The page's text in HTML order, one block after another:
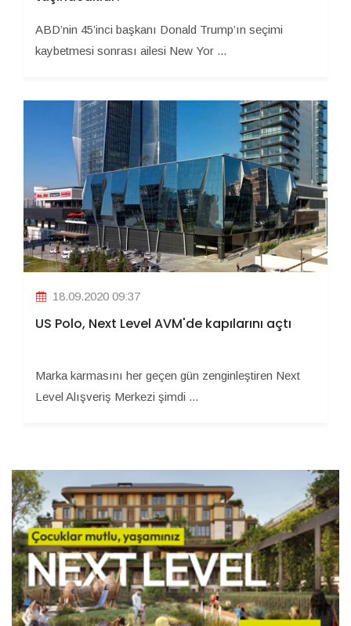
ABD’nin 45’inci başkanı Donald Trump’ın seçimi
kaybetmesi sonrası ailesi New Yor ...
18.09.2020 09:37
US Polo, Next Level AVM'de kapılarını açtı
Marka karmasını her geçen gün zenginleştiren Next
Level Alışveriş Merkezi şimdi ...